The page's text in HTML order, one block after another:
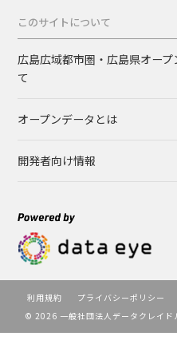
このサイトについて
広島広域都市圏・広島県オー
て
オープンデータとは
開発者向け情報
利用規約
プライバシーポリシー
© 2026 一般社団法人データクレイド